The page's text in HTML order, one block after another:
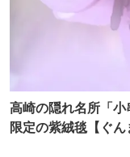
高崎の隠れ名所「
限定の紫絨毯【ぐん